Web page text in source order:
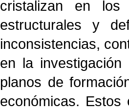
cristalizan en
estructurales y
inconsistencias,
en la
planos de
económicas. Estos